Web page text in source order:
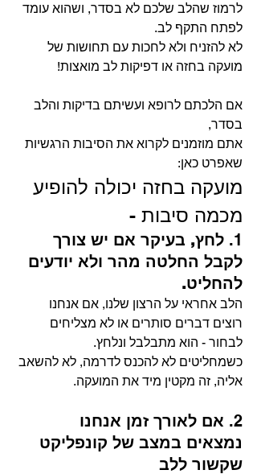
לרמוז שהלב שלכם לא בסדר, ושהוא עומד
לפתח התקף לב.
לא להזניח ולא לחכות עם תחושות של
מועקה בחזה או דפיקות לב מואצות!
אם הלכתם לרופא ועשיתם בדיקות והלב
בסדר,
אתם מוזמנים לקרוא את הסיבות הרגשיות
שאפרט כאן:
מועקה בחזה יכולה להופיע
מכמה סיבות -
1. לחץ, בעיקר אם יש צורך
לקבל החלטה מהר ולא יודעים
להחליט.
הלב אחראי על הרצון שלנו, אם אנחנו
רוצים דברים סותרים או לא מצליחים
לבחור - הוא מתבלבל ונלחץ.
כשמחליטים לא להכנס לדרמה, לא להשאב
אליה, זה מקטין מיד את המועקה.
2. אם לאורך זמן אנחנו
נמצאים במצב של קונפליקט
שקשור ללב